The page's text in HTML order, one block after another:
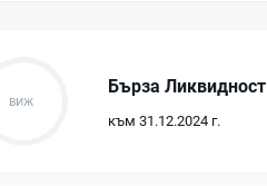
Бърза Ликвидност
към 31.12.2024 г.